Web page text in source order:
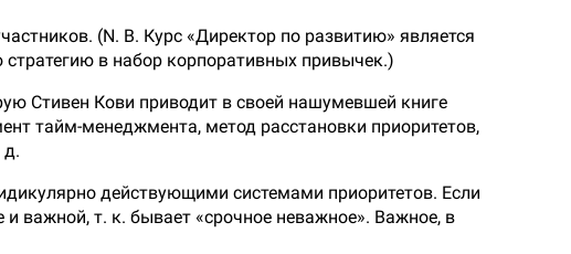
(N. B. Курс «Директор по развитию» является
в набор корпоративных привычек.)
Стивен Кови приводит в своей нашумевшей книге
тайм-менеджмента, метод расстановки приоритетов,
д.
действующими системами приоритетов. Если
и важной, т. к. бывает «срочное неважное». Важное, в